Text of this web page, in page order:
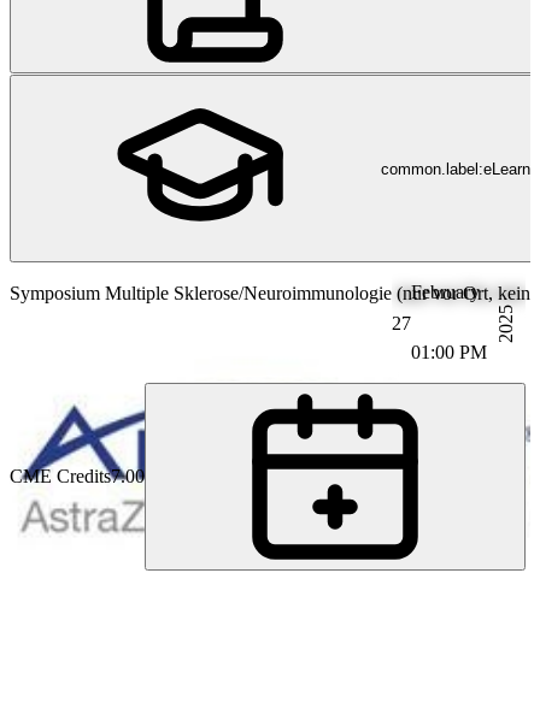
27
February
01:00 PM
2025
CME Credits7.00
Symposium Multiple Sklerose/Neuroimmunologie (nur vor Ort, kein